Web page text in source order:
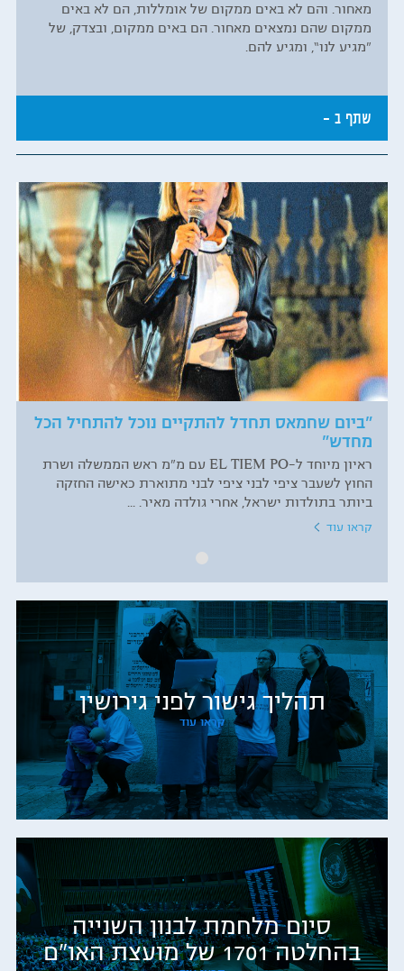
מאחור. והם לא באים ממקום של אומללות, הם לא באים
ממקום שהם נמצאים מאחור. הם באים ממקום, ובצדק, של
"מגיע לנו“, ומגיע להם.
שתף ב -
"ביום שחמאס תחדל להתקיים נוכל להתחיל הכל
מחדש"
ראיון מיוחד ל-EL TIEM PO עם מ"מ ראש הממשלה ושרת
החוץ לשעבר ציפי לבני ציפי לבני מתוארת כאישה החזקה
ביותר בתולדות ישראל, אחרי גולדה מאיר. ...
קראו עוד
תהליך גישור לפני גירושין
קראו עוד
סיום מלחמת לבנון השנייה
בהחלטה 1701 של מועצת האו"ם